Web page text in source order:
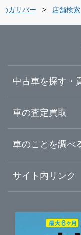
ガリバー船橋習志野
ガリバー木更津金
ガリバー車検 木更
ガリバー木更津金
ガリバー木更津店
茂原市
成田市
習志野市
柏市
千葉県
東京都
神奈川県
ガリバー 店舗検索
中古車を探す・
中古車情報・中古
初めての中古車購
中古車人気ランキ
車の査定買取
車査定・車買取な
ガリバーの査定が
車を売る時よくあ
車のことを調べ
車初心者まとめ
新車・中古車カタ
サイト内リンク
サイトマップ